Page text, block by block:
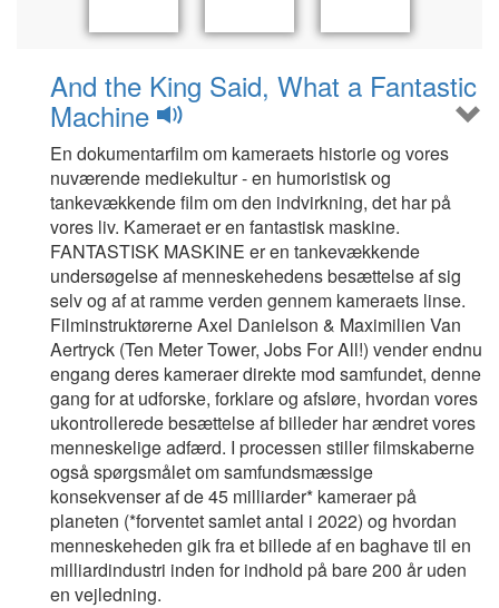
And the King Said, What a Fantastic
Machine
En dokumentarfilm om kameraets historie og vores
nuværende mediekultur - en humoristisk og
tankevækkende film om den indvirkning, det har på
vores liv. Kameraet er en fantastisk maskine.
FANTASTISK MASKINE er en tankevækkende
undersøgelse af menneskehedens besættelse af sig
selv og af at ramme verden gennem kameraets linse.
Filminstruktørerne Axel Danielson & Maximilien Van
Aertryck (Ten Meter Tower, Jobs For All!) vender endnu
engang deres kameraer direkte mod samfundet, denne
gang for at udforske, forklare og afsløre, hvordan vores
ukontrollerede besættelse af billeder har ændret vores
menneskelige adfærd. I processen stiller filmskaberne
også spørgsmålet om samfundsmæssige
konsekvenser af de 45 milliarder* kameraer på
planeten (*forventet samlet antal i 2022) og hvordan
menneskeheden gik fra et billede af en baghave til en
milliardindustri inden for indhold på bare 200 år uden
en vejledning.